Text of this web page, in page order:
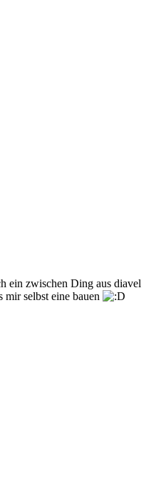
ein zwischen Ding aus diavel
selbst eine bauen